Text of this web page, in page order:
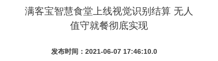
满客宝智慧食堂上线视觉识别结算 无人
值守就餐彻底实现
发布时间：2021-06-07 17:46:10.0